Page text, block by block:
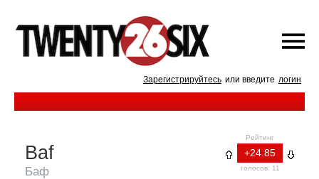
Зарегистрируйтесь или введите логин
Рейтинг
+24.85
голосов: 11
Baf
Баф